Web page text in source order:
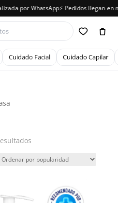
por WhatsApp⚡ Pedidos llegan en
Cuidado Facial Cuidado Capilar
Ordenado
popularidad